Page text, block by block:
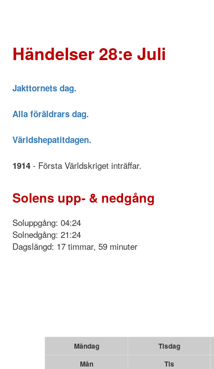
Händelser 28:e Juli
Jakttornets dag.
Alla föräldrars dag.
Världshepatitdagen.
1914 - Första Världskriget inträffar.
Solens upp- & nedgång
Soluppgång: 04:24
Solnedgång: 21:24
Dagslängd: 17 timmar, 59 minuter
Måndag Tisdag
Mån
Tis